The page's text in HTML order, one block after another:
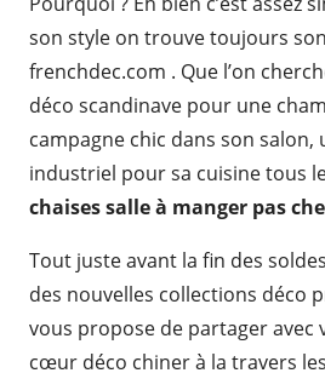
son style on trouve toujours
frenchdec.com . Que l’on
déco scandinave pour une
campagne chic dans son salon,
industriel pour sa cuisine tous
chaises salle à manger pas
Tout juste avant la fin des
des nouvelles collections déco
vous propose de partager avec
cœur déco chiner à la travers